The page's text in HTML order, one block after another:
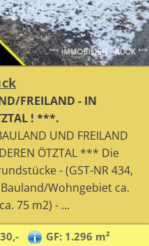
FREILAND - IN
! ***.
UND FREILAND
ÖTZTAL *** Die
- (GST-NR 434,
Wohngebiet ca.
75 m2) - ...
GF: 1.296 m²